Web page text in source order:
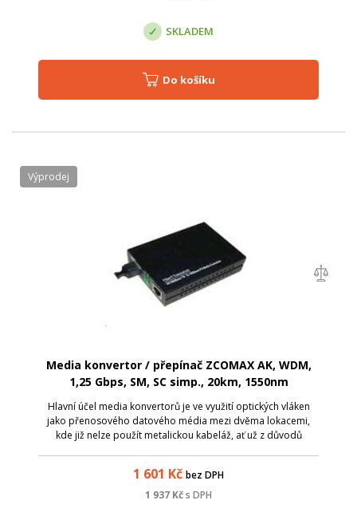
SKLADEM
Do košíku
Media konvertor / přepínač ZCOMAX AK, WDM,
1,25 Gbps, SM, SC simp., 20km, 1550nm
Hlavní účel media konvertorů je ve využití optických vláken
jako přenosového datového média mezi dvěma lokacemi,
kde již nelze použít metalickou kabeláž, ať už z důvodů
1 601 Kč bez DPH
1 937 Kčs DPH
Výprodej